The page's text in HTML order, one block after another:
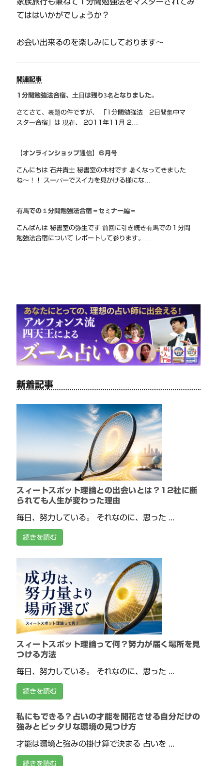
てははいかがでしょうか？
お会い出来るのを楽しみにしております～
関連記事
1分間勉強法合宿、土日は残り3名となりました。
さてさて、表題の件ですが、 「1分間勉強法 2日間集中マ
スター合宿」は 現在、 2011年11月 2…
【オンラインショップ通信】６月号
こんにちは 石井貴士 秘書室の木村です 暑くなってきました
ね～！！ スーパーでスイカを見かける様にな…
有馬での１分間勉強法合宿＝セミナー編＝
こんばんは 秘書室の弥生です 前回に引き続き有馬での１分間
勉強法合宿について レポートして参ります。…
新着記事
スィートスポット理論との出会いとは？12社に断
られても人生が変わった理由
毎日、努力している。 それなのに、思った ...
続きを読む
スィートスポット理論って何？努力が届く場所を見
つける方法
毎日、努力している。 それなのに、思った ...
続きを読む
私にもできる？占いの才能を開花させる自分だけの
強みとピッタリな環境の見つけ方
才能は環境と強みの掛け算で決まる 占いを ...
続きを読む